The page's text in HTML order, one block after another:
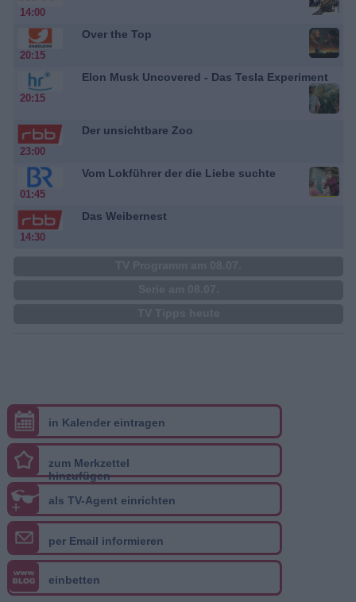
14:00
20:15
Over the Top
20:15
Elon Musk Uncovered - Das Tesla Experiment
23:00
Der unsichtbare Zoo
01:45
Vom Lokführer der die Liebe suchte
14:30
Das Weibernest
in Kalender eintragen
zum Merkzettel
hinzufügen
+ als TV-Agent einrichten
per Email informieren
einbetten